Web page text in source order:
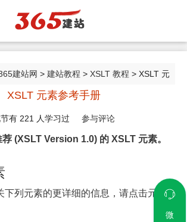
建站网 > 建站教程 > XSLT 教程 > XSLT 元
XSLT 元素参考手册
有 221 人学习过 参与评论
(XSLT Version 1.0) 的 XSLT 元素。
下列元素的更详细的信息，请点击元素
微